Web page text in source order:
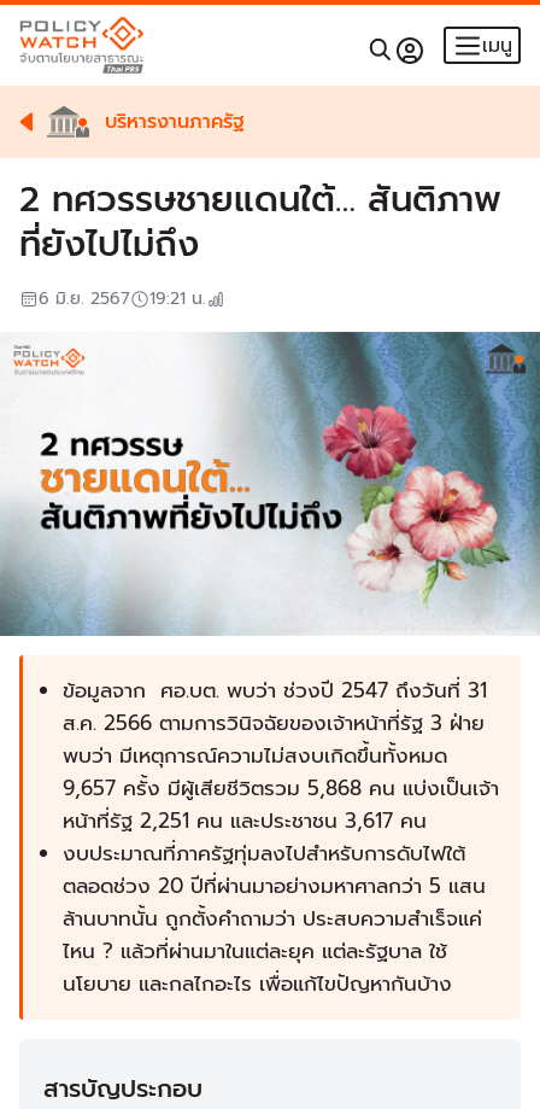
เมนู
บริหารงานภาครัฐ
2 ทศวรรษชายแดนใต้… สันติภาพ
ที่ยังไปไม่ถึง
6 มิ.ย. 2567 19:21 น.
ข้อมูลจาก ศอ.บต. พบว่า ช่วงปี 2547 ถึงวันที่ 31
ส.ค. 2566 ตามการวินิจฉัยของเจ้าหน้าที่รัฐ 3 ฝ่าย
พบว่า มีเหตุการณ์ความไม่สงบเกิดขึ้นทั้งหมด
9,657 ครั้ง มีผู้เสียชีวิตรวม 5,868 คน แบ่งเป็นเจ้า
หน้าที่รัฐ 2,251 คน และประชาชน 3,617 คน
งบประมาณที่ภาครัฐทุ่มลงไปสำหรับการดับไฟใต้
ตลอดช่วง 20 ปีที่ผ่านมาอย่างมหาศาลกว่า 5 แสน
ล้านบาทนั้น ถูกตั้งคำถามว่า ประสบความสำเร็จแค่
ไหน ? แล้วที่ผ่านมาในแต่ละยุค แต่ละรัฐบาล ใช้
นโยบาย และกลไกอะไร เพื่อแก้ไขปัญหากันบ้าง
สารบัญประกอบ